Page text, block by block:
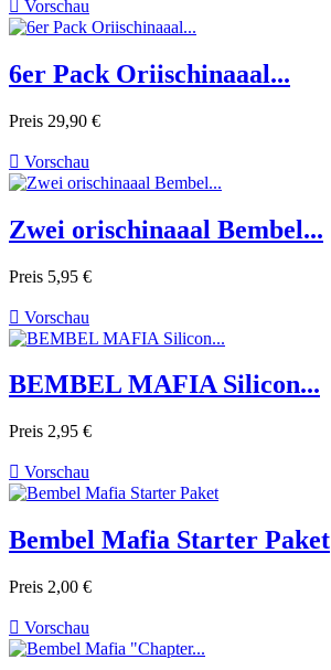
Vorschau
6er Pack Oriischinaaal...
Preis 29,90 €
 Vorschau
Zwei orischinaaal Bembel...
Preis 5,95 €
 Vorschau
BEMBEL MAFIA Silicon...
Preis 2,95 €
 Vorschau
Bembel Mafia Starter Paket
Preis 2,00 €
 Vorschau